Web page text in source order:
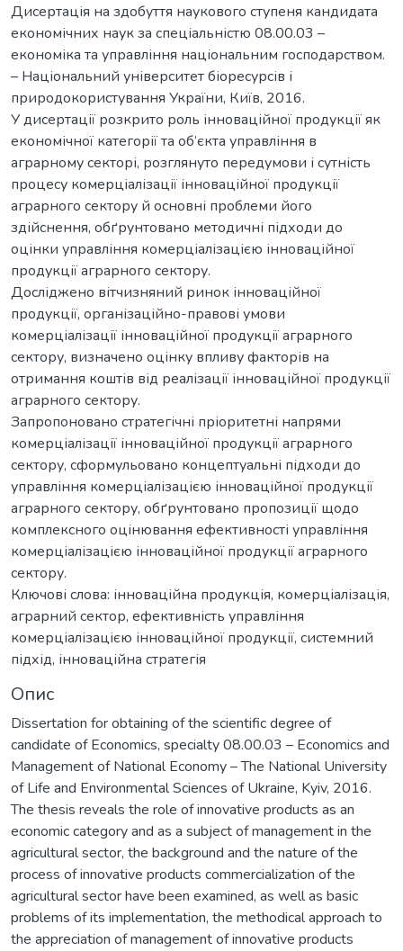
Дисертація на здобуття наукового ступеня кандидата
економічних наук за спеціальністю 08.00.03 –
економіка та управління національним господарством.
– Національний університет біоресурсів і
природокористування України, Київ, 2016.
У дисертації розкрито роль інноваційної продукції як
економічної категорії та об’єкта управління в
аграрному секторі, розглянуто передумови і сутність
процесу комерціалізації інноваційної продукції
аграрного сектору й основні проблеми його
здійснення, обґрунтовано методичні підходи до
оцінки управління комерціалізацією інноваційної
продукції аграрного сектору.
Досліджено вітчизняний ринок інноваційної
продукції, організаційно-правові умови
комерціалізації інноваційної продукції аграрного
сектору, визначено оцінку впливу факторів на
отримання коштів від реалізації інноваційної продукції
аграрного сектору.
Запропоновано стратегічні пріоритетні напрями
комерціалізації інноваційної продукції аграрного
сектору, сформульовано концептуальні підходи до
управління комерціалізацією інноваційної продукції
аграрного сектору, обґрунтовано пропозиції щодо
комплексного оцінювання ефективності управління
комерціалізацією інноваційної продукції аграрного
сектору.
Ключові слова: інноваційна продукція, комерціалізація,
аграрний сектор, ефективність управління
комерціалізацією інноваційної продукції, системний
підхід, інноваційна стратегія
Опис
Dissertation for obtaining of the scientific degree of
candidate of Economics, specialty 08.00.03 – Economics and
Management of National Economy – The National University
of Life and Environmental Sciences of Ukraine, Kyiv, 2016.
The thesis reveals the role of innovative products as an
economic category and as a subject of management in the
agricultural sector, the background and the nature of the
process of innovative products commercialization of the
agricultural sector have been examined, as well as basic
problems of its implementation, the methodical approach to
the appreciation of management of innovative products